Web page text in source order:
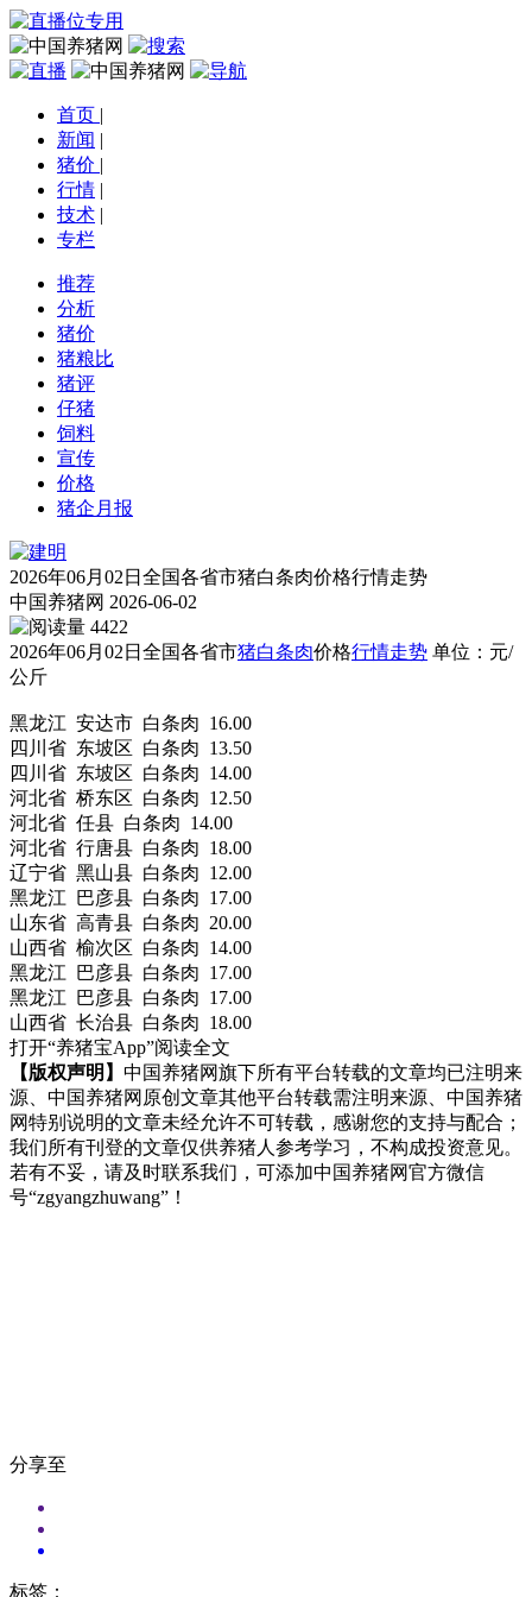
首页 |
新闻 |
猪价 |
行情 |
技术 |
专栏
推荐
分析
猪价
猪粮比
猪评
仔猪
饲料
宣传
价格
猪企月报
2026年06月02日全国各省市猪白条肉价格行情走势
中国养猪网 2026-06-02
4422
2026年06月02日全国各省市猪白条肉价格行情走势 单位：元/
公斤
黑龙江 安达市 白条肉 16.00
四川省 东坡区 白条肉 13.50
四川省 东坡区 白条肉 14.00
河北省 桥东区 白条肉 12.50
河北省 任县 白条肉 14.00
河北省 行唐县 白条肉 18.00
辽宁省 黑山县 白条肉 12.00
黑龙江 巴彦县 白条肉 17.00
山东省 高青县 白条肉 20.00
山西省 榆次区 白条肉 14.00
黑龙江 巴彦县 白条肉 17.00
黑龙江 巴彦县 白条肉 17.00
山西省 长治县 白条肉 18.00
打开“养猪宝App”阅读全文
【版权声明】 中国养猪网旗下所有平台转载的文章均已注明来
源、中国养猪网原创文章其他平台转载需注明来源、中国养猪
网特别说明的文章未经允许不可转载，感谢您的支持与配合；
我们所有刊登的文章仅供养猪人参考学习，不构成投资意见。
若有不妥，请及时联系我们，可添加中国养猪网官方微信
号“zgyangzhuwang”！
分享至
标签：